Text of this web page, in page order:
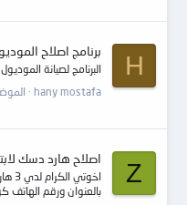
H
برنامج اصلاح
البرنامج لصيانة
hany mostafa
Z
اصلاح هارد دسك
بالعنوان ورقم الهاتف